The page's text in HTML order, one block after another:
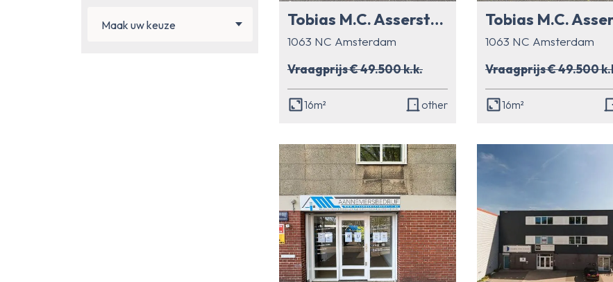
Maak uw keuze Tobias M.C. Asserstraat 14 0 ong
1063 NC Amsterdam
Vraagprijs € 49.500 k.k.
16m² other
1063 NC Amsterdam
Vraagprijs € 49.500
16m²